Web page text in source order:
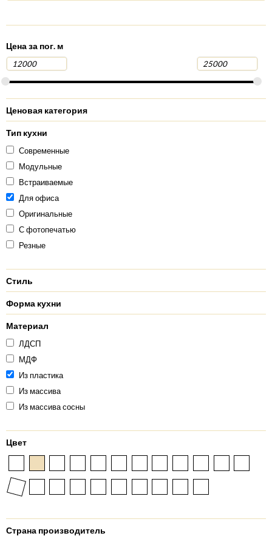
Цена за пог. м
Ценовая категория
Тип кухни
Современные
Модульные
Встраиваемые
Для офиса
Оригинальные
С фотопечатью
Резные
Стиль
Форма кухни
Материал
ЛДСП
МДФ
Из пластика
Из массива
Из массива сосны
Цвет
Страна производитель